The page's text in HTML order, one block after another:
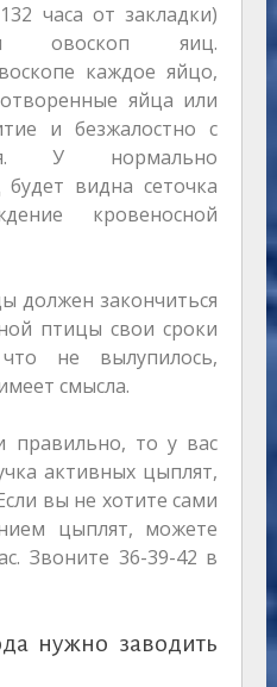
часа от закладки)
овоскоп яиц.
каждое яйцо,
яйца или
и безжалостно с
У нормально
видна сеточка
кровеносной
должен закончиться
птицы свои сроки
не вылупилось,
смысла.
правильно, то у вас
активных цыплят,
вы не хотите сами
цыплят, можете
Звоните 36-39-42 в
нужно заводить